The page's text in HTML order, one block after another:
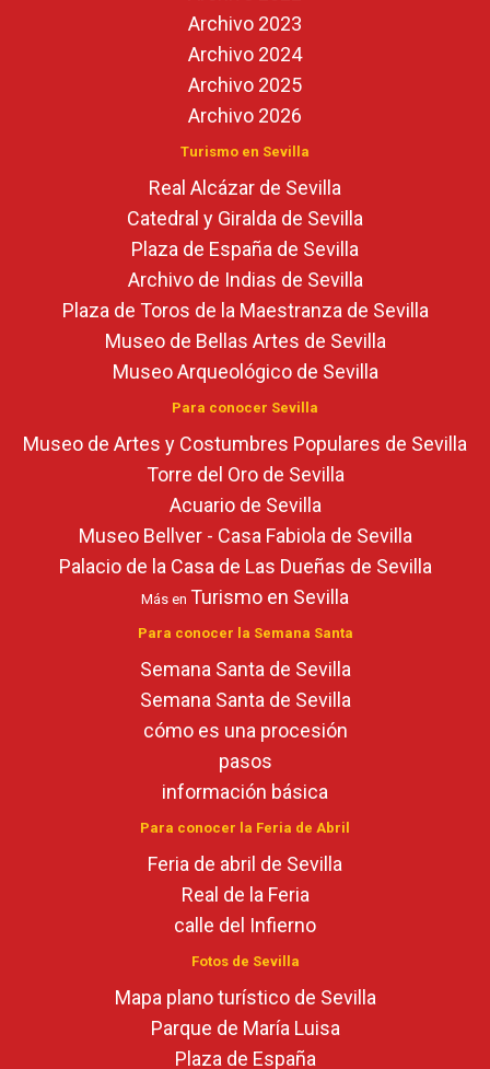
Archivo 2023
Archivo 2024
Archivo 2025
Archivo 2026
Turismo en Sevilla
Real Alcázar de Sevilla
Catedral y Giralda de Sevilla
Plaza de España de Sevilla
Archivo de Indias de Sevilla
Plaza de Toros de la Maestranza de Sevilla
Museo de Bellas Artes de Sevilla
Museo Arqueológico de Sevilla
Para conocer Sevilla
Museo de Artes y Costumbres Populares de Sevilla
Torre del Oro de Sevilla
Acuario de Sevilla
Museo Bellver - Casa Fabiola de Sevilla
Palacio de la Casa de Las Dueñas de Sevilla
Más en Turismo en Sevilla
Para conocer la Semana Santa
Semana Santa de Sevilla
Semana Santa de Sevilla
cómo es una procesión
pasos
información básica
Para conocer la Feria de Abril
Feria de abril de Sevilla
Real de la Feria
calle del Infierno
Fotos de Sevilla
Mapa plano turístico de Sevilla
Parque de María Luisa
Plaza de España